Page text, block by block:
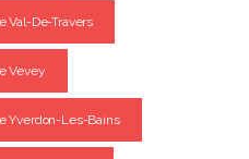
Val-De-Travers
Vevey
Yverdon-Les-Bains